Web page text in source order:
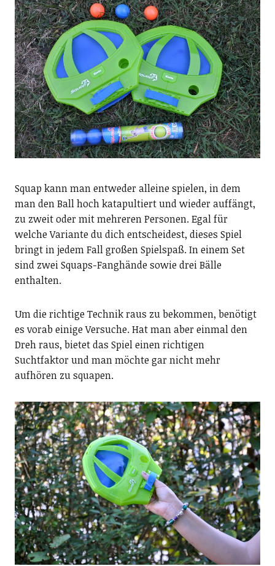
Squap kann man entweder alleine spielen, in dem
man den Ball hoch katapultiert und wieder auffängt,
zu zweit oder mit mehreren Personen. Egal für
welche Variante du dich entscheidest, dieses Spiel
bringt in jedem Fall großen Spielspaß. In einem Set
sind zwei Squaps-Fanghände sowie drei Bälle
enthalten.
Um die richtige Technik raus zu bekommen, benötigt
es vorab einige Versuche. Hat man aber einmal den
Dreh raus, bietet das Spiel einen richtigen
Suchtfaktor und man möchte gar nicht mehr
aufhören zu squapen.